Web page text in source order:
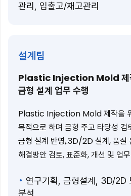
관리, 입출고/재고관리
설계팀
Plastic Injection Mold 제
금형 설계 업무 수행
Plastic Injection Mold 제작을
목적으로 하며 금형 주고 타당성 검
금형 설계 반영,.3D/2D 설계, 품질
해결방안 검토, 표준화, 개선 및 업
연구기획, 금형설계, 3D/2D
분석